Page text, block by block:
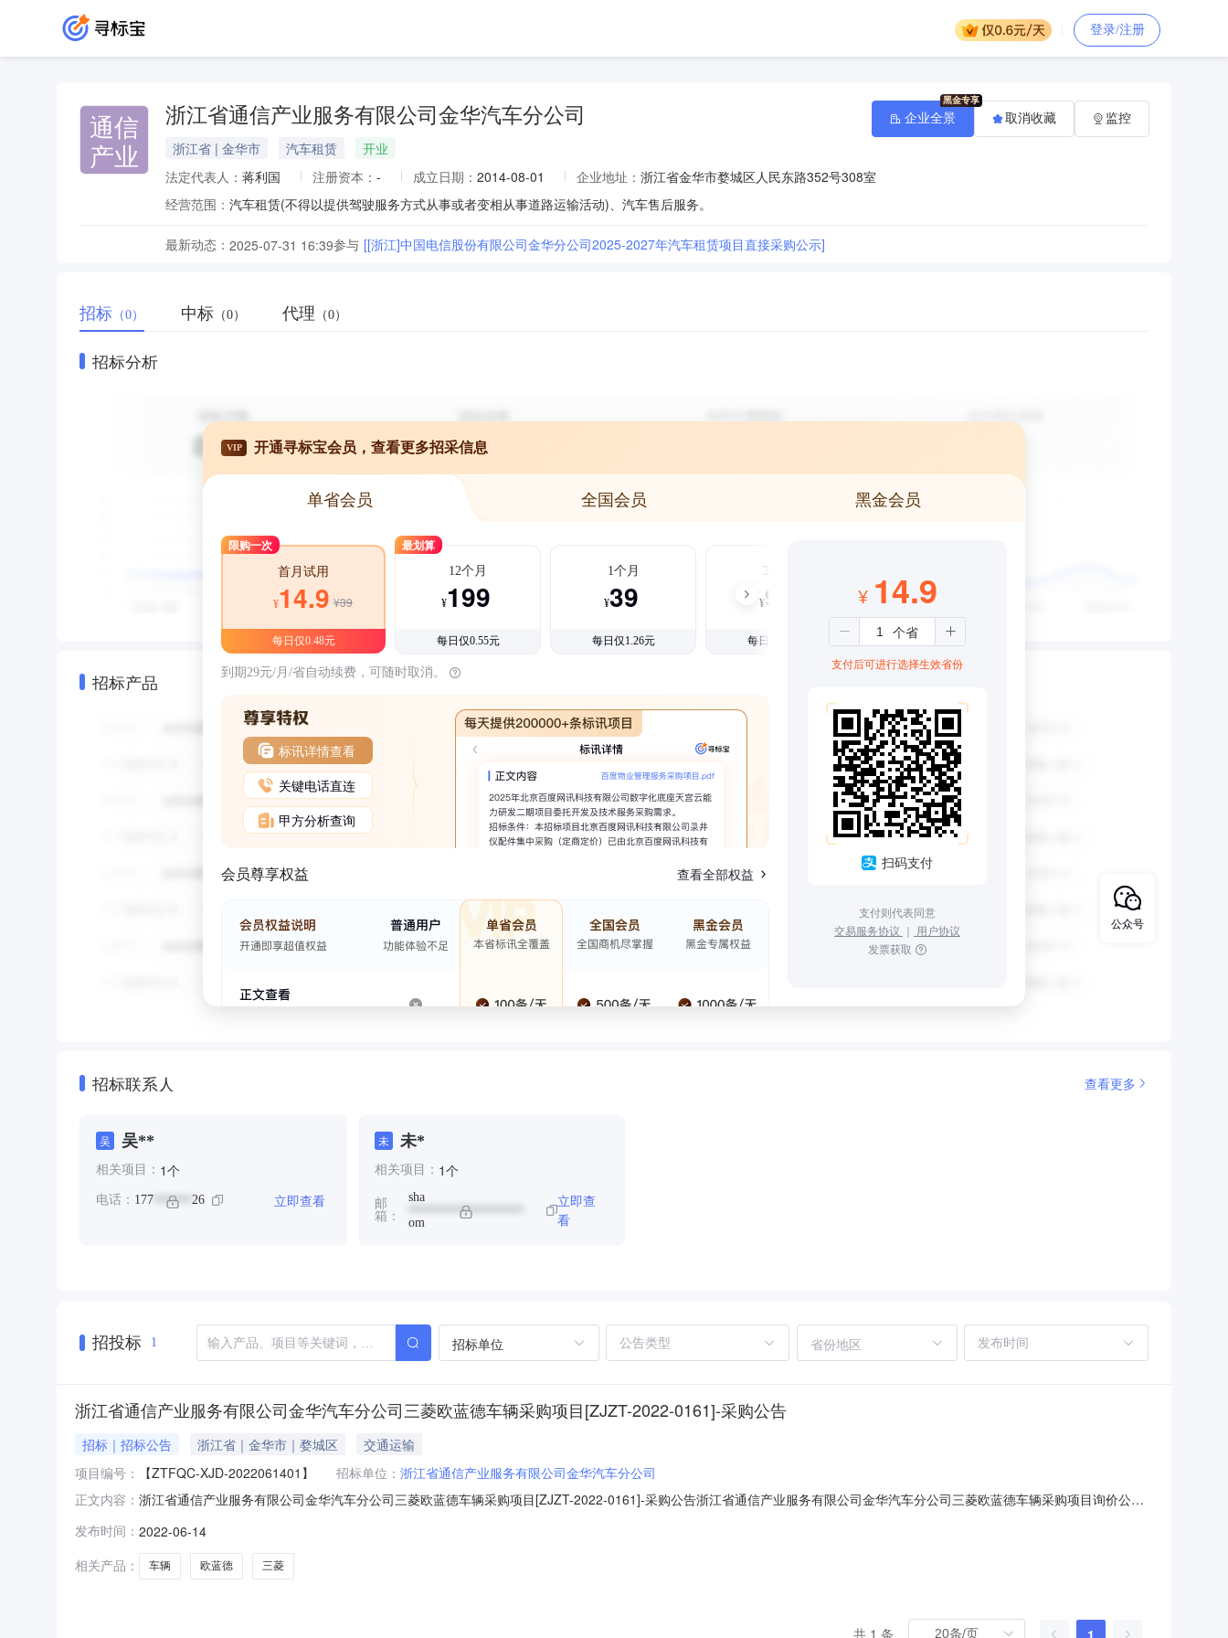
登录/注册
通信
产业
浙江省通信产业服务有限公司金华汽车分公司
浙江省 | 金华市 汽车租赁
开业
法定代表人： 蒋利国 注册资本： - 成立日期： 2014-08-01 企业地址： 浙江省金华市婺城区人民东路352号308室
经营范围： 汽车租赁(不得以提供驾驶服务方式从事或者变相从事道路运输活动)、汽车售后服务。
最新动态： 2025-07-31 16:39参与 [[浙江]中国电信股份有限公司金华分公司2025-2027年汽车租赁项目直接采购公示]
企业全景 取消收藏 监控
招标 （0） 中标 （0） 代理 （0）
招标分析
招标产品
VIP 开通寻标宝会员，查看更多招采信息
单省会员 全国会员 黑金会员
限购一次
首月试用
¥14.9 ¥39
每日仅0.48元
最划算
12个月
¥199
每日仅0.55元
1个月
¥39
每日仅1.26元
3个月
¥99
每日仅1.08元
到期29元/月/省自动续费，可随时取消。
标讯详情查看
关键电话直连
甲方分析查询
会员尊享权益 查看全部权益
¥ 14.9
支付后可进行选择生效省份
扫码支付
支付则代表同意
交易服务协议 ｜ 用户协议
发票获取
招标联系人 查看更多
吴 吴**
相关项目： 1个
电话： 177 ****** 26 立即查看
未 未*
相关项目： 1个
邮
箱：
sha
******************
om
立即查
看
招投标 1 招标单位 省份地区
浙江省通信产业服务有限公司金华汽车分公司三菱欧蓝德车辆采购项目[ZJZT-2022-0161]-采购公告
招标｜招标公告 浙江省｜金华市｜婺城区
交通运输
项目编号：
【ZTFQC-XJD-2022061401】 招标单位： 浙江省通信产业服务有限公司金华汽车分公司
正文内容： 浙江省通信产业服务有限公司金华汽车分公司三菱欧蓝德车辆采购项目[ZJZT-2022-0161]-采购公告浙江省通信产业服务有限公司金华汽车分公司三菱欧蓝德车辆采购项目询价公告
司】。本项目资金已落实，具备采购条件，现进行公开询价，特邀请有意向的且具有提供标的物能力的潜在供应商（以下简称供应商）参加询价应答。1.项目概况与采购内容1.1项目
概况：估
发布时间： 2022-06-14
相关产品：
车辆 欧蓝德 三菱
共 1 条 1
公众号